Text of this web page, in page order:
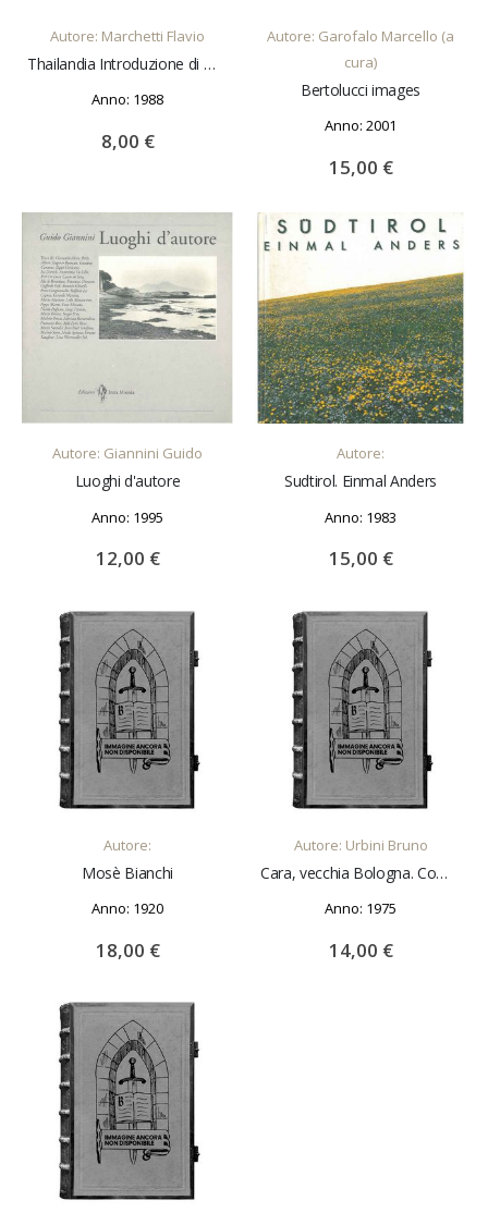
Autore: Marchetti Flavio
Thailandia Introduzione di M. T. Bartolini
Anno: 1988
8,00 €
Autore: Garofalo Marcello (a
cura)
Bertolucci images
Anno: 2001
15,00 €
AGGIUNGI AL CARRELLO
Autore: Giannini Guido
Luoghi d'autore
Anno: 1995
12,00 €
AGGIUNGI AL CARRELLO
Autore:
Sudtirol. Einmal Anders
Anno: 1983
15,00 €
AGGIUNGI AL CARRELLO
Autore:
Mosè Bianchi
Anno: 1920
18,00 €
AGGIUNGI AL CARRELLO
Autore: Urbini Bruno
Cara, vecchia Bologna. Commenti scritti dai "bolognesi": Enzo Biagi, Franco Cristofori, Bruno Lanzarini, Gianni Raimondi, Giuseppe Raimondi, Dino Sarti. Fotografie di B. Zagaglia
Anno: 1975
14,00 €
AGGIUNGI AL CARRELLO